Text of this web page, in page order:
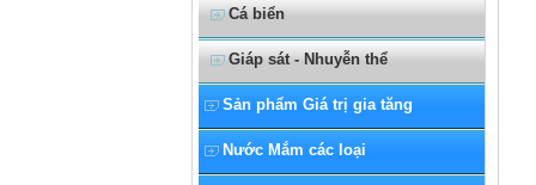
Cá biển
Giáp sát - Nhuyễn thể
Sản phẩm Giá trị gia tăng
Nước Mắm các loại